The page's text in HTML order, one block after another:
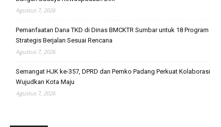
Agustus 7, 2026
Pemanfaatan Dana TKD di Dinas BMCKTR Sumbar untuk 18 Program
Strategis Berjalan Sesuai Rencana
Agustus 7, 2026
Semangat HJK ke-357, DPRD dan Pemko Padang Perkuat Kolaborasi
Wujudkan Kota Maju
Agustus 7, 2026